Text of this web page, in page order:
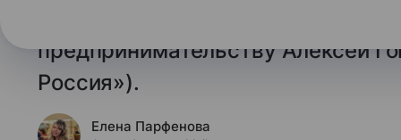
предпринимательству Алексей
Россия»).
Елена Парфенова